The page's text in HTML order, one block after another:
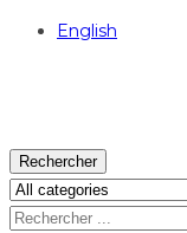
English
Rechercher